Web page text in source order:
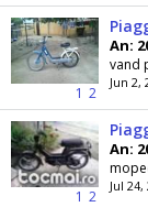
1 2
An:
vand
Jun 2,
1 2
An:
Jul 24,